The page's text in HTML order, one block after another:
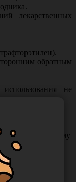
лекарственных
обратным
не
или
такую проблему